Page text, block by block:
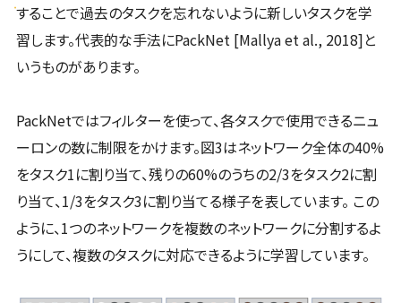
することで過去のタスクを忘れないように新しいタスクを学
習します。代表的な手法にPackNet [Mallya et al., 2018]と
いうものがあります。
PackNetではフィルターを使って、各タスクで使用できるニュ
ーロンの数に制限をかけます。図3はネットワーク全体の40%
をタスク1に割り当て、残りの60%のうちの2/3をタスク2に割
り当て、1/3をタスク3に割り当てる様子を表しています。 この
ように、1つのネットワークを複数のネットワークに分割するよ
うにして、複数のタスクに対応できるように学習しています。